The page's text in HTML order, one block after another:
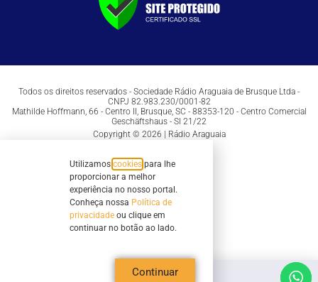
Todos os direitos reservados - Sociedade Rádio Araguaia de Brusque Ltda -
CNPJ 82.983.230/0001-82
Mathilde Hoffmann, 66 - Centro II, Brusque, SC - 88353-120 - Centro Comercial
Geschäftshaus - Sl 21/22
Copyright © 2026 | Rádio Araguaia
Utilizamos cookies para lhe
proporcionar a melhor
experiência no nosso portal.
Conheça nossa Política de
privacidade ou clique em
continuar no botão ao lado.
Continuar